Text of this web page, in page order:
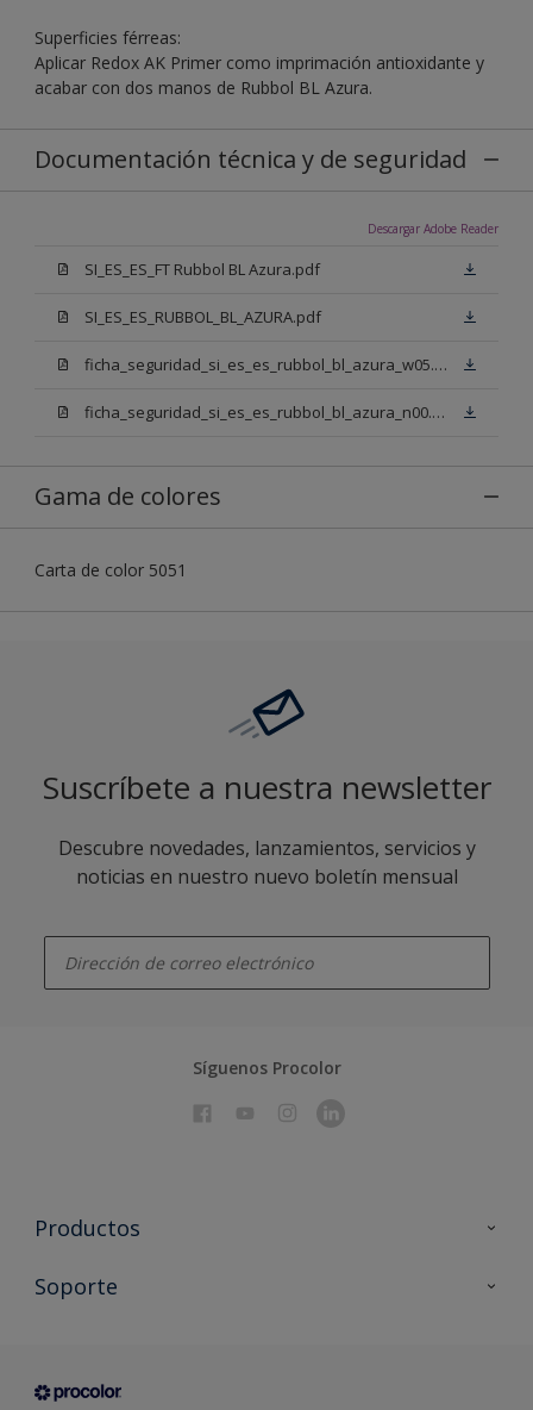
Superficies férreas:
Aplicar Redox AK Primer como imprimación antioxidante y
acabar con dos manos de Rubbol BL Azura.
Documentación técnica y de seguridad
Descargar Adobe Reader
SI_ES_ES_FT Rubbol BL Azura.pdf
SI_ES_ES_RUBBOL_BL_AZURA.pdf
ficha_seguridad_si_es_es_rubbol_bl_azura_w05.pdf
ficha_seguridad_si_es_es_rubbol_bl_azura_n00.pdf
Gama de colores
Carta de color 5051
Suscríbete a nuestra newsletter
Descubre novedades, lanzamientos, servicios y
noticias en nuestro nuevo boletín mensual
Síguenos Procolor
Productos
Todos los productos
Condiciones generales de venta
Soporte